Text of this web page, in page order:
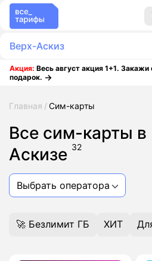
Верх-Аскиз
Акция: Весь август акция 1+1.
подарок.
Главная Сим-карты
Все сим-карты в
Аскизе 32
Выбрать оператора
🚀 Безлимит ГБ ХИТ